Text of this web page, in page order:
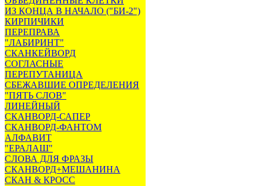
ИЗ КОНЦА В НАЧАЛО ("БИ-2")
КИРПИЧИКИ
ПЕРЕПРАВА
"ЛАБИРИНТ"
СКАНКЕЙВОРД
СОГЛАСНЫЕ
ПЕРЕПУТАНИЦА
СБЕЖАВШИЕ ОПРЕДЕЛЕНИЯ
"ПЯТЬ СЛОВ"
ЛИНЕЙНЫЙ
СКАНВОРД-САПЕР
СКАНВОРД-ФАНТОМ
АЛФАВИТ
"ЕРАЛАШ"
СЛОВА ДЛЯ ФРАЗЫ
СКАНВОРД+МЕШАНИНА
СКАН & КРОСС